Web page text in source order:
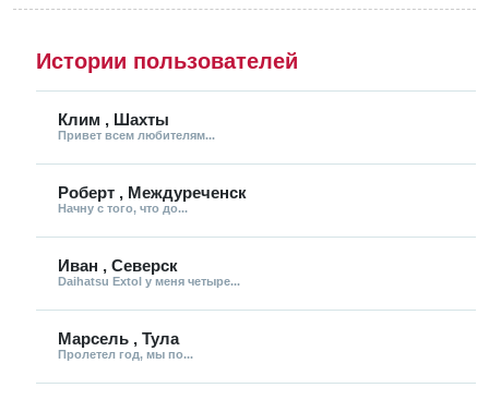
Истории пользователей
Клим , Шахты
Привет всем любителям...
Роберт , Междуреченск
Начну с того, что до...
Иван , Северск
Daihatsu Extol у меня четыре...
Марсель , Тула
Пролетел год, мы по...